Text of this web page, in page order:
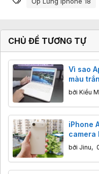
CHỦ ĐỀ TƯƠNG TỰ
Vì sao
màu
“thủ
bởi Kiều
iPhone
camera
mắt
bởi Jinu,